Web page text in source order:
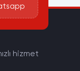
hizmet